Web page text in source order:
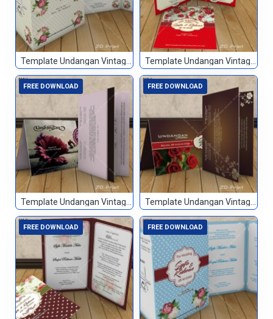
Template Undangan Vintage 017 Template Undangan Vintage 018
FREE DOWNLOAD
Template Undangan Vintage 019
FREE DOWNLOAD
Template Undangan Vintage 020
FREE DOWNLOAD FREE DOWNLOAD